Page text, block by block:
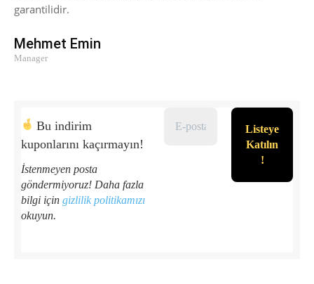
garantilidir.
Mehmet Emin
Manager
Bu indirim
kuponlarını kaçırmayın!
İstenmeyen posta
göndermiyoruz! Daha fazla
bilgi için gizlilik politikamızı
okuyun.